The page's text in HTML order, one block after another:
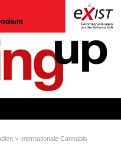
> Internationale Cannabis